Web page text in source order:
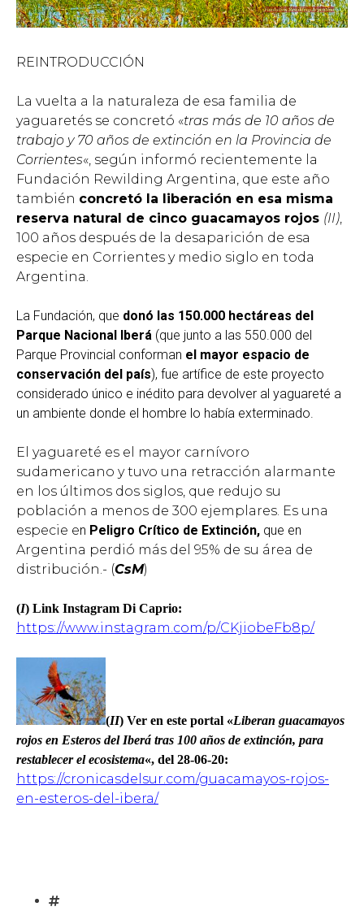
REINTRODUCCIÓN
La vuelta a la naturaleza de esa familia de
yaguaretés se concretó «tras más de 10 años de
trabajo y 70 años de extinción en la Provincia de
Corrientes«, según informó recientemente la
Fundación Rewilding Argentina, que este año
también concretó la liberación en esa misma
reserva natural de cinco guacamayos rojos (II),
100 años después de la desaparición de esa
especie en Corrientes y medio siglo en toda
Argentina.
La Fundación, que donó las 150.000 hectáreas del
Parque Nacional Iberá (que junto a las 550.000 del
Parque Provincial conforman el mayor espacio de
conservación del país), fue artífice de este proyecto
considerado único e inédito para devolver al yaguareté a
un ambiente donde el hombre lo había exterminado.
El yaguareté es el mayor carnívoro
sudamericano y tuvo una retracción alarmante
en los últimos dos siglos, que redujo su
población a menos de 300 ejemplares. Es una
especie en Peligro Crítico de Extinción, que en
Argentina perdió más del 95% de su área de
distribución.- (CsM)
(I) Link Instagram Di Caprio:
https://www.instagram.com/p/CKjiobeFb8p/
(II) Ver en este portal «Liberan guacamayos
rojos en Esteros del Iberá tras 100 años de extinción, para
restablecer el ecosistema«, del 28-06-20:
https://cronicasdelsur.com/guacamayos-rojos-
en-esteros-del-ibera/